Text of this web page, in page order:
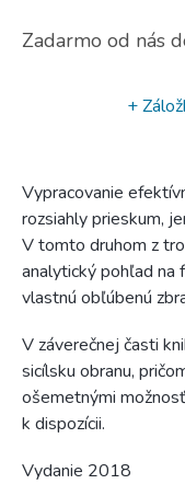
Zadarmo od nás
+
Vypracovanie
rozsiahly prieskum,
V tomto druhom z
analytický pohľad na
vlastnú obľúbenú
V záverečnej časti
sicílsku obranu,
ošemetnými
k dispozícii.
Vydanie 2018